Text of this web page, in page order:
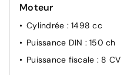
Moteur
Cylindrée : 1498 cc
Puissance DIN : 150 ch
Puissance fiscale : 8 CV